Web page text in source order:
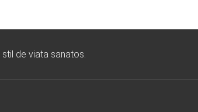
de viata sanatos.